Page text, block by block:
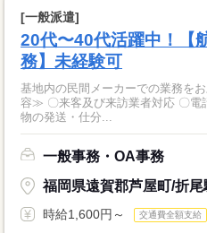
[一般派遣]
20代〜40代活躍中！【
務】未経験可
基地内の民間メーカーでの業務をお願いします
容≫ 〇来客及び来訪業者対応 〇電
物の発送・仕分...
一般事務・OA事務
福岡県遠賀郡芦屋町/折尾
時給1,600円～ 交通費全額支給